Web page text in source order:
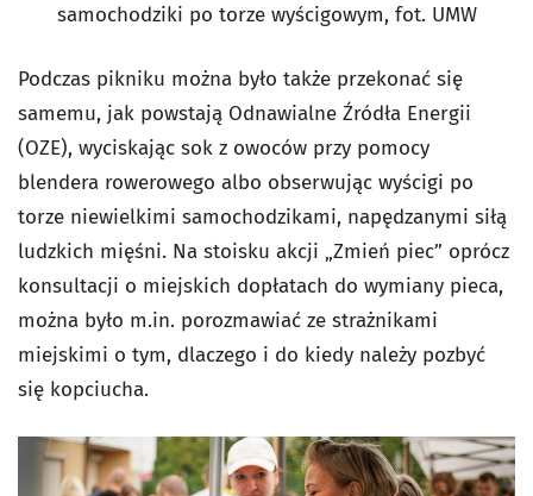
samochodziki po torze wyścigowym, fot. UMW
Podczas pikniku można było także przekonać się
samemu, jak powstają Odnawialne Źródła Energii
(OZE), wyciskając sok z owoców przy pomocy
blendera rowerowego albo obserwując wyścigi po
torze niewielkimi samochodzikami, napędzanymi siłą
ludzkich mięśni. Na stoisku akcji „Zmień piec” oprócz
konsultacji o miejskich dopłatach do wymiany pieca,
można było m.in. porozmawiać ze strażnikami
miejskimi o tym, dlaczego i do kiedy należy pozbyć
się kopciucha.